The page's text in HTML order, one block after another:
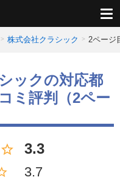
株式会社クラシック 2ページ
ックの対応都
ミ評判（2ペー
3.3
3.7